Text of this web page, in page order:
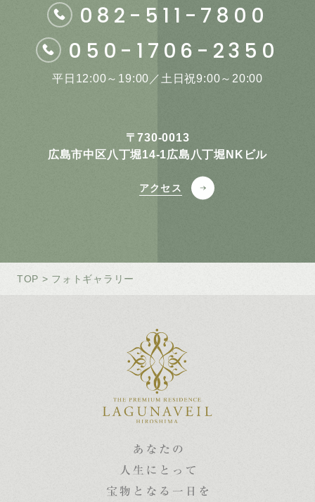
082-511-7800
050-1706-2350
平日12:00～19:00／土日祝9:00～20:00
〒730-0013
広島市中区八丁堀14-1広島八丁堀NKビル
アクセス
TOP > フォトギャラリー